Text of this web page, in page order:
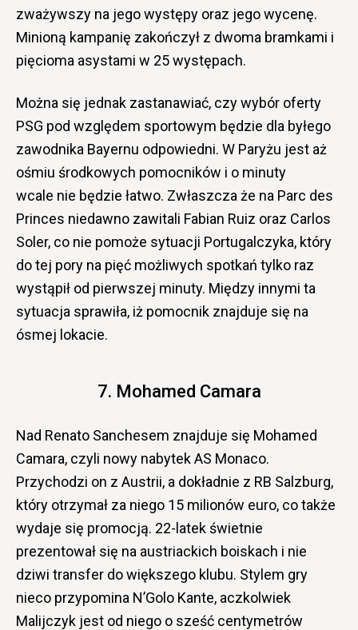
zważywszy na jego występy oraz jego wycenę.
Minioną kampanię zakończył z dwoma bramkami i
pięcioma asystami w 25 występach.
Można się jednak zastanawiać, czy wybór oferty
PSG pod względem sportowym będzie dla byłego
zawodnika Bayernu odpowiedni. W Paryżu jest aż
ośmiu środkowych pomocników i o minuty
wcale nie będzie łatwo. Zwłaszcza że na Parc des
Princes niedawno zawitali Fabian Ruiz oraz Carlos
Soler, co nie pomoże sytuacji Portugalczyka, który
do tej pory na pięć możliwych spotkań tylko raz
wystąpił od pierwszej minuty. Między innymi ta
sytuacja sprawiła, iż pomocnik znajduje się na
ósmej lokacie.
7. Mohamed Camara
Nad Renato Sanchesem znajduje się Mohamed
Camara, czyli nowy nabytek AS Monaco.
Przychodzi on z Austrii, a dokładnie z RB Salzburg,
który otrzymał za niego 15 milionów euro, co także
wydaje się promocją. 22-latek świetnie
prezentował się na austriackich boiskach i nie
dziwi transfer do większego klubu. Stylem gry
nieco przypomina N’Golo Kante, aczkolwiek
Malijczyk jest od niego o sześć centymetrów